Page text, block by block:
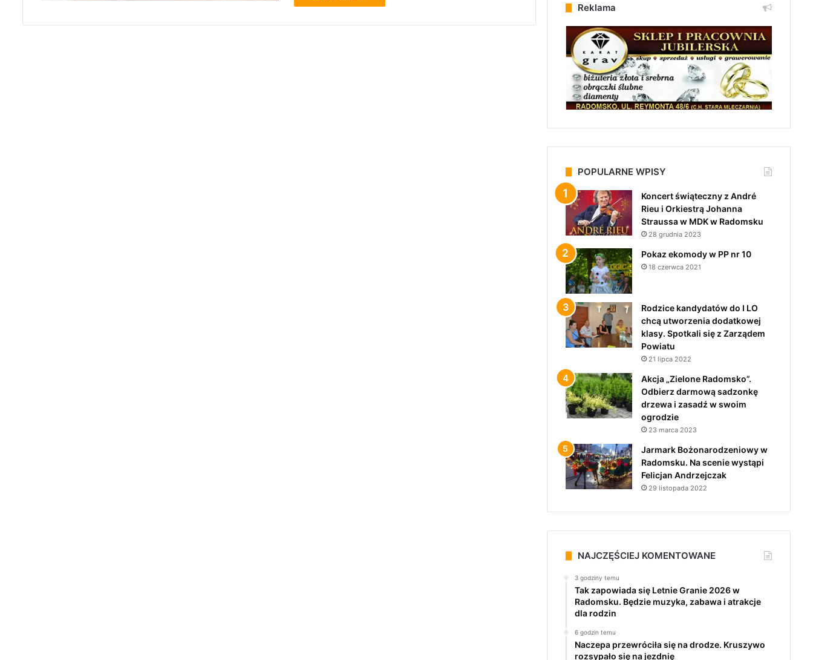
Reklama
POPULARNE WPISY
Koncert świąteczny z André
Rieu i Orkiestrą Johanna
Straussa w MDK w Radomsku
28 grudnia 2023
Pokaz ekomody w PP nr 10
18 czerwca 2021
Rodzice kandydatów do I LO
chcą utworzenia dodatkowej
klasy. Spotkali się z Zarządem
Powiatu
21 lipca 2022
Akcja „Zielone Radomsko”.
Odbierz darmową sadzonkę
drzewa i zasadź w swoim
ogrodzie
23 marca 2023
Jarmark Bożonarodzeniowy w
Radomsku. Na scenie wystąpi
Felicjan Andrzejczak
29 listopada 2022
NAJCZĘŚCIEJ KOMENTOWANE
3 godziny temu
Tak zapowiada się Letnie Granie 2026 w
Radomsku. Będzie muzyka, zabawa i atrakcje
dla rodzin
6 godzin temu
Naczepa przewróciła się na drodze. Kruszywo
rozsypało się na jezdnię